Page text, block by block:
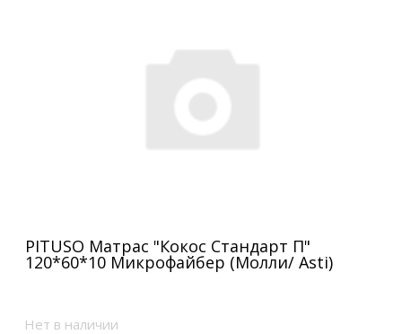
PITUSO Матрас "Кокос Стандарт П"
120*60*10 Микрофайбер (Молли/ Asti)
Нет в наличии